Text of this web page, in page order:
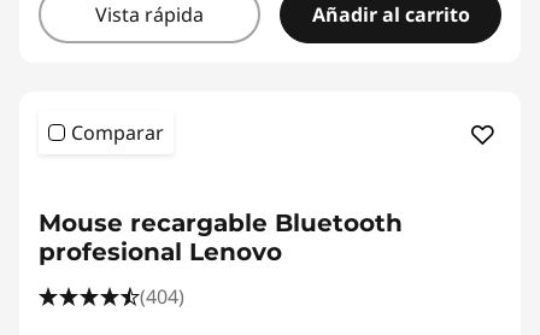
Vista rápida Añadir al carrito
Comparar
Mouse recargable Bluetooth
profesional Lenovo
(404)